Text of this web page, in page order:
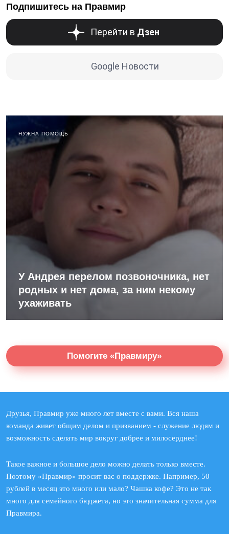
Подпишитесь на Правмир
Перейти в Дзен
Google Новости
НУЖНА ПОМОЩЬ
У Андрея перелом позвоночника, нет
родных и нет дома, за ним некому
ухаживать
Помогите «Правмиру»
Друзья, Правмир уже много лет вместе с вами. Вся наша
команда живет общим делом и призванием - служение людям и
возможность сделать мир вокруг добрее и милосерднее!
Такое важное и большое дело можно делать только вместе.
Поэтому «Правмир» просит вас о поддержке. Например, 50
рублей в месяц это много или мало? Чашка кофе? Это не так
много для семейного бюджета, но это значительная сумма для
Правмира.